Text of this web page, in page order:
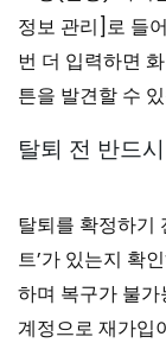
정보 관리]로 들
번 더 입력하면
튼을 발견할 수
탈퇴 전 반드
탈퇴를 확정하기
트’가 있는지 확
하며 복구가 불
계정으로 재가입